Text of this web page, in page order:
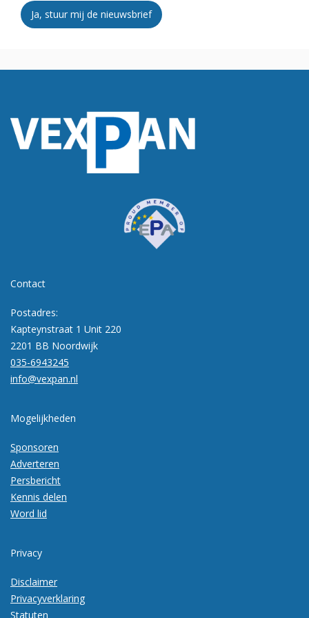
Ja, stuur mij de nieuwsbrief
Contact
Postadres:
Kapteynstraat 1 Unit 220
2201 BB Noordwijk
035-6943245
info@vexpan.nl
Mogelijkheden
Sponsoren
Adverteren
Persbericht
Kennis delen
Word lid
Privacy
Disclaimer
Privacyverklaring
Statuten